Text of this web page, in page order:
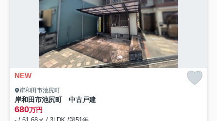
NEW
岸和田市池尻町
岸和田市池尻町 中古戸建
680万円